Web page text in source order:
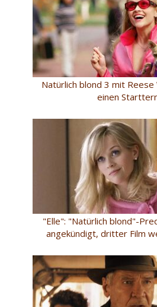
Natürlich blond 3 mit
einen
"Elle": "Natürlich blond"-
angekündigt, dritter Film